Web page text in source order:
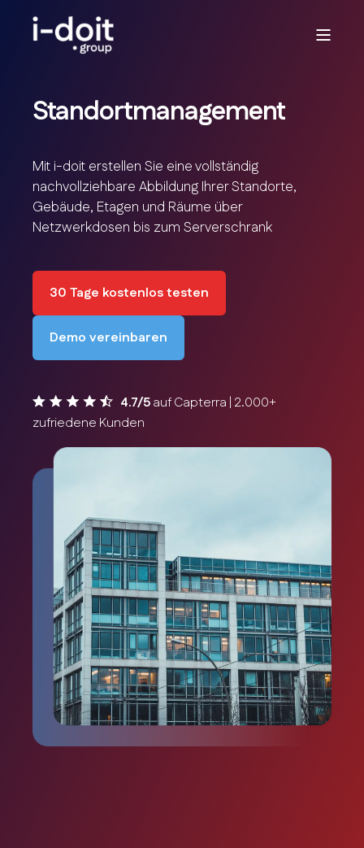
Standortmanagement
Mit i-doit erstellen Sie eine vollständig
nachvollziehbare Abbildung Ihrer Standorte,
Gebäude, Etagen und Räume über
Netzwerkdosen bis zum Serverschrank
30 Tage kostenlos testen
Demo vereinbaren
4.7/5auf Capterra | 2.000+
zufriedene Kunden